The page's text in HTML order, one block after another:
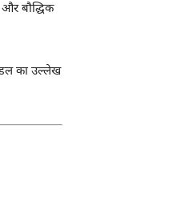
बौद्धिक
का उल्लेख